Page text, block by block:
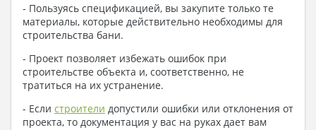
- Пользуясь спецификацией, вы закупите только те
материалы, которые действительно необходимы для
строительства бани.
- Проект позволяет избежать ошибок при
строительстве объекта и, соответственно, не
тратиться на их устранение.
- Если строители допустили ошибки или отклонения от
проекта, то документация у вас на руках дает вам